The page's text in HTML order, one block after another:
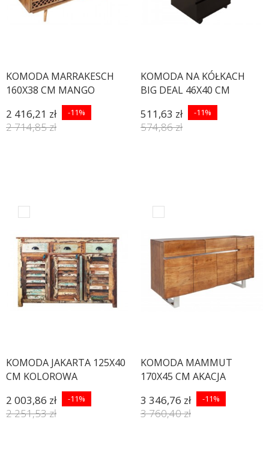
KOMODA MARRAKESCH
160X38 CM MANGO
2 416,21 zł -11%
2 714,85 zł
KOMODA NA KÓŁKACH
BIG DEAL 46X40 CM
511,63 zł -11%
574,86 zł
KOMODA JAKARTA 125X40
CM KOLOROWA
2 003,86 zł -11%
2 251,53 zł
KOMODA MAMMUT
170X45 CM AKACJA
3 346,76 zł -11%
3 760,40 zł